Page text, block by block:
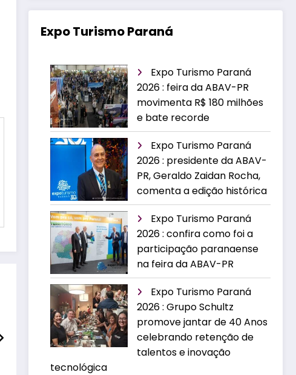
Expo Turismo Paraná
Expo Turismo Paraná
2026 : feira da ABAV-PR
movimenta R$ 180 milhões
e bate recorde
Expo Turismo Paraná
2026 : presidente da ABAV-
PR, Geraldo Zaidan Rocha,
comenta a edição histórica
Expo Turismo Paraná
2026 : confira como foi a
participação paranaense
na feira da ABAV-PR
Expo Turismo Paraná
2026 : Grupo Schultz
promove jantar de 40 Anos
celebrando retenção de
talentos e inovação
tecnológica